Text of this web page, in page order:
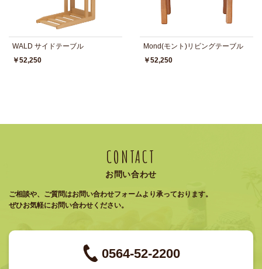
WALD サイドテーブル
￥52,250
Mond(モント)リビングテーブル
￥52,250
CONTACT
お問い合わせ
ご相談や、ご質問はお問い合わせフォームより承っております。
ぜひお気軽にお問い合わせください。
0564-52-2200